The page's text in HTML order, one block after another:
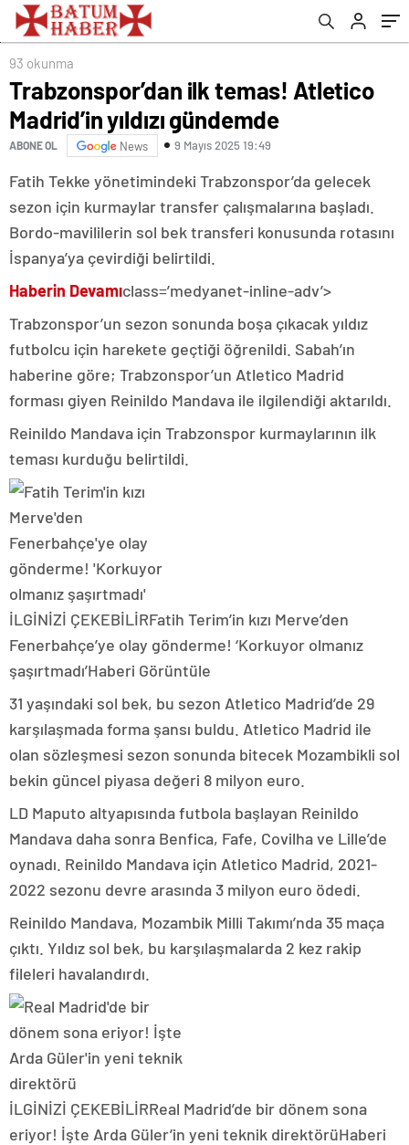
93 okunma
Trabzonspor’dan ilk temas! Atletico
Madrid’in yıldızı gündemde
ABONE OL News 9 Mayıs 2025 19:49
Fatih Tekke yönetimindeki Trabzonspor’da gelecek
sezon için kurmaylar transfer çalışmalarına başladı.
Bordo-mavililerin sol bek transferi konusunda rotasını
İspanya’ya çevirdiği belirtildi.
Haberin Devamıclass=’medyanet-inline-adv’>
Trabzonspor’un sezon sonunda boşa çıkacak yıldız
futbolcu için harekete geçtiği öğrenildi. Sabah’ın
haberine göre; Trabzonspor’un Atletico Madrid
forması giyen Reinildo Mandava ile ilgilendiği aktarıldı.
Reinildo Mandava için Trabzonspor kurmaylarının ilk
teması kurduğu belirtildi.
İLGİNİZİ ÇEKEBİLİRFatih Terim’in kızı Merve’den
Fenerbahçe’ye olay gönderme! ‘Korkuyor olmanız
şaşırtmadı’Haberi Görüntüle
31 yaşındaki sol bek, bu sezon Atletico Madrid’de 29
karşılaşmada forma şansı buldu. Atletico Madrid ile
olan sözleşmesi sezon sonunda bitecek Mozambikli sol
bekin güncel piyasa değeri 8 milyon euro.
LD Maputo altyapısında futbola başlayan Reinildo
Mandava daha sonra Benfica, Fafe, Covilha ve Lille’de
oynadı. Reinildo Mandava için Atletico Madrid, 2021-
2022 sezonu devre arasında 3 milyon euro ödedi.
Reinildo Mandava, Mozambik Milli Takımı’nda 35 maça
çıktı. Yıldız sol bek, bu karşılaşmalarda 2 kez rakip
fileleri havalandırdı.
İLGİNİZİ ÇEKEBİLİRReal Madrid’de bir dönem sona
eriyor! İşte Arda Güler’in yeni teknik direktörüHaberi